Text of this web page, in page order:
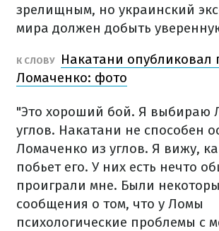
зрелищным, но украинский
мира должен добыть
К СЛОВУ
Накатани опубликовал
Ломаченко: фото
"Это хороший бой. Я выбираю
углов. Накатани не способен
Ломаченко из углов. Я вижу,
побьет его. У них есть нечто
проиграли мне. Были
сообщения о том, что у Ломы
психологические проблемы с